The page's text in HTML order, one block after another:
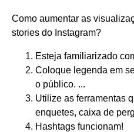
Como aumentar as
stories do Instagram?
Esteja familiarizado
Coloque legenda em
o público. ...
Utilize as ferramentas
enquetes, caixa de
Hashtags funcionam!